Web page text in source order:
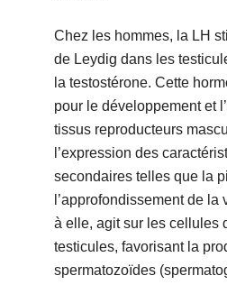
Chez les hommes, la LH
de Leydig dans les
la testostérone. Cette
pour le développement et
tissus reproducteurs
l’expression des
secondaires telles que la
l’approfondissement de
à elle, agit sur les cellules
testicules, favorisant la
spermatozoïdes